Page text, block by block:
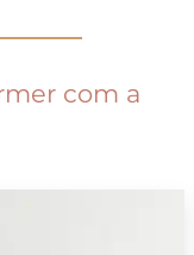
com a